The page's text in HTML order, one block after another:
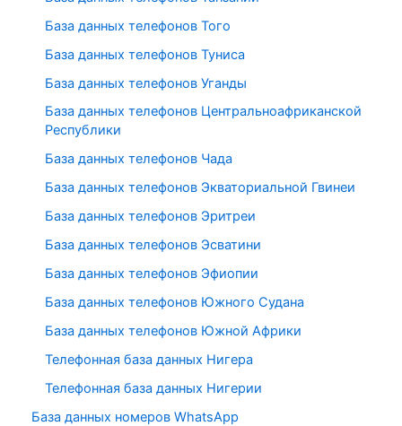
База данных телефонов Того
База данных телефонов Туниса
База данных телефонов Уганды
База данных телефонов Центральноафриканской
Республики
База данных телефонов Чада
База данных телефонов Экваториальной Гвинеи
База данных телефонов Эритреи
База данных телефонов Эсватини
База данных телефонов Эфиопии
База данных телефонов Южного Судана
База данных телефонов Южной Африки
Телефонная база данных Нигера
Телефонная база данных Нигерии
База данных номеров WhatsApp